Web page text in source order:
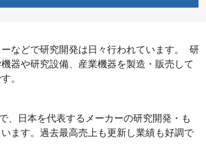
などで研究開発は日々行われています。 研
器や研究設備、産業機器を製造・販売して
。
、日本を代表するメーカーの研究開発・も
ます。過去最高売上も更新し業績も好調で